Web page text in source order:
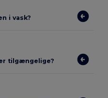
i vask?
tilgængelige?